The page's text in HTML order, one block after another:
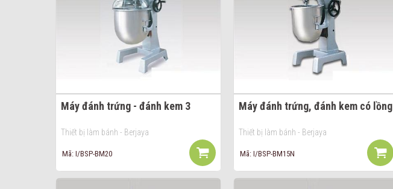
Máy đánh trứng - đánh kem 3
Thiết bị làm bánh - Berjaya
Mã: I/BSP-BM20
Máy đánh trứng, đánh kem có lồng
Thiết bị làm bánh - Berjaya
Mã: I/BSP-BM15N